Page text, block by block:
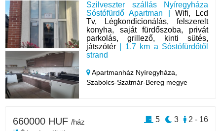
Szilveszter szállás Nyíregyháza
Sóstófürdő Apartman | Wifi, Lcd
Tv, Légkondicionálás, felszerelt
konyha, saját fürdőszoba, privát
parkolás, grillező, kinti sütés,
játszótér | 1.7 km a Sóstófürdőtől
strand
Apartmanház Nyíregyháza,
Szabolcs-Szatmár-Bereg megye
660000 HUF /ház 2 - 16
3
5